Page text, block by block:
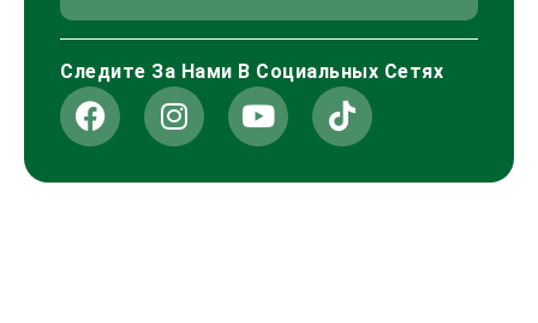
Следите За Нами В Социальных Сетях